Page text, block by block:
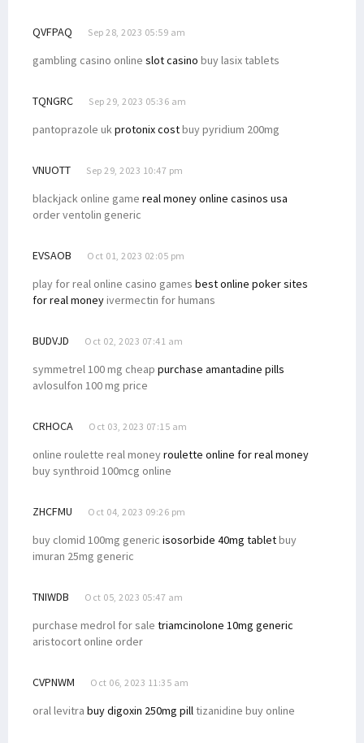
QVFPAQ Sep 28, 2023 05:59 am
gambling casino online slot casino buy lasix tablets
TQNGRC Sep 29, 2023 05:36 am
pantoprazole ukprotonix costbuy pyridium 200mg
VNUOTT Sep 29, 2023 10:47 pm
blackjack online game real money online casinos usa
order ventolin generic
EVSAOB Oct 01, 2023 02:05 pm
play for real online casino games best online poker sites
for real moneyivermectin for humans
BUDVJD Oct 02, 2023 07:41 am
symmetrel 100 mg cheap purchase amantadine pills
avlosulfon 100 mg price
CRHOCA Oct 03, 2023 07:15 am
online roulette real moneyroulette online for real money
buy synthroid 100mcg online
ZHCFMU Oct 04, 2023 09:26 pm
buy clomid 100mg generic isosorbide 40mg tabletbuy
imuran 25mg generic
TNIWDB Oct 05, 2023 05:47 am
purchase medrol for sale triamcinolone 10mg generic
aristocort online order
CVPNWM Oct 06, 2023 11:35 am
oral levitra buy digoxin 250mg pilltizanidine buy online